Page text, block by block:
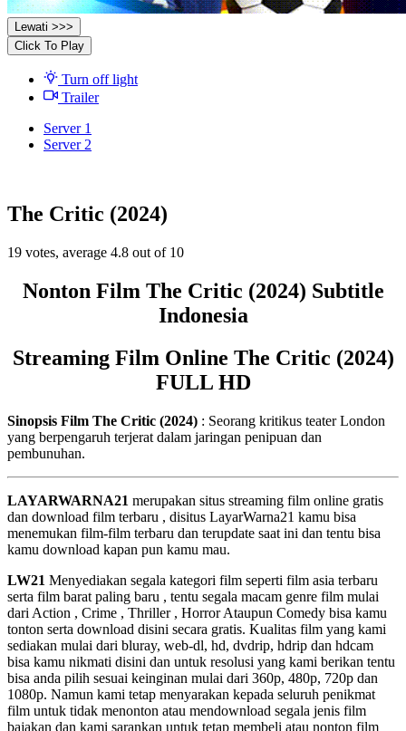
Lewati >>>
Click To Play
Turn off light
Trailer
Server 1
Server 2
The Critic (2024)
19 votes, average 4.8 out of 10
Nonton Film The Critic (2024) Subtitle
Indonesia
Streaming Film Online The Critic (2024)
FULL HD
Sinopsis Film The Critic (2024) : Seorang kritikus teater London
yang berpengaruh terjerat dalam jaringan penipuan dan
pembunuhan.
LAYARWARNA21 merupakan situs streaming film online gratis
dan download film terbaru , disitus LayarWarna21 kamu bisa
menemukan film-film terbaru dan terupdate saat ini dan tentu bisa
kamu download kapan pun kamu mau.
LW21 Menyediakan segala kategori film seperti film asia terbaru
serta film barat paling baru , tentu segala macam genre film mulai
dari Action , Crime , Thriller , Horror Ataupun Comedy bisa kamu
tonton serta download disini secara gratis. Kualitas film yang kami
sediakan mulai dari bluray, web-dl, hd, dvdrip, hdrip dan hdcam
bisa kamu nikmati disini dan untuk resolusi yang kami berikan tentu
bisa anda pilih sesuai keinginan mulai dari 360p, 480p, 720p dan
1080p. Namun kami tetap menyarakan kepada seluruh penikmat
film untuk tidak menonton atau mendownload segala jenis film
bajakan dan kami sarankan untuk tetap membeli atau nonton film